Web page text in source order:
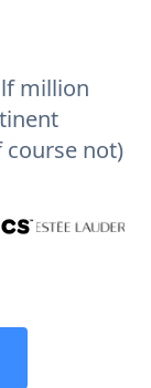
million
course not)